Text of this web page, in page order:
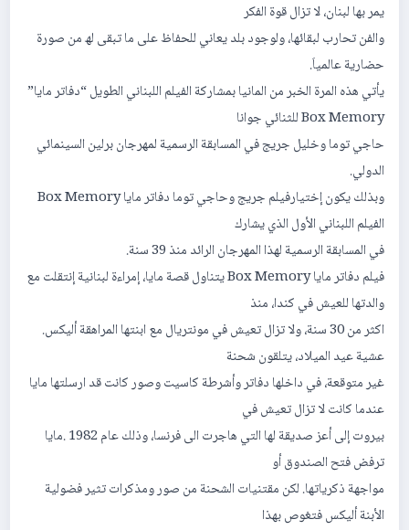
یمر بھا لبنان، لا تزال قوة الفكر
والفن تحارب لبقائھا، ولوجود بلد یعاني للحفاظ على ما تبقى لھ من صورة
حضاریة عالمیاَ.
یأتي ھذه المرة الخبر من المانیا بمشاركة الفیلم اللبناني الطویل “دفاتر مایا”
Box Memory للثنائي جوانا
حاجي توما وخلیل جریج في المسابقة الرسمیة لمھرجان برلین السینمائي
الدولي.
وبذلك یكون إختیارفیلم جریج وحاجي توما دفاتر مایا Box Memory
الفیلم اللبناني الأول الذي یشارك
في المسابقة الرسمیة لھذا المھرجان الرائد منذ 39 سنة.
فیلم دفاتر مایا Box Memory یتناول قصة مایا، إمراءة لبنانیة إنتقلت مع
والدتھا للعیش في كندا، منذ
اكثر من 30 سنة، ولا تزال تعیش في مونتریال مع ابنتھا المراھقة ألیكس.
عشیة عید المیلاد، یتلقون شحنة
غیر متوقعة، في داخلھا دفاتر وأشرطة كاسیت وصور كانت قد ارسلتھا مایا
عندما كانت لا تزال تعیش في
بیروت إلى أعز صدیقة لھا التي ھاجرت الى فرنسا، وذلك عام 1982 .مایا
ترفض فتح الصندوق أو
مواجھة ذكریاتھا. لكن مقتنیات الشحنة من صور ومذكرات تثیر فضولیة
الأبنة ألیكس فتغوص بھذا